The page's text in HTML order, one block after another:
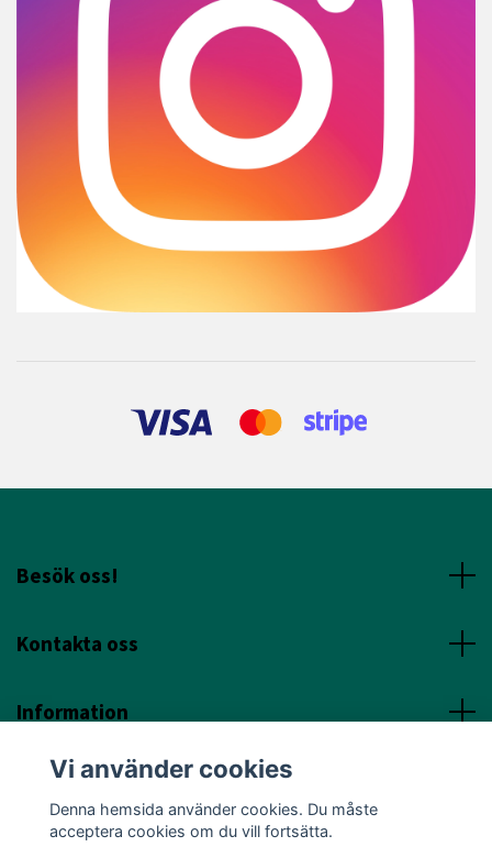
Besök oss!
Kontakta oss
Information
Sociala Media
Vi använder cookies
Denna hemsida använder cookies. Du måste
acceptera cookies om du vill fortsätta.